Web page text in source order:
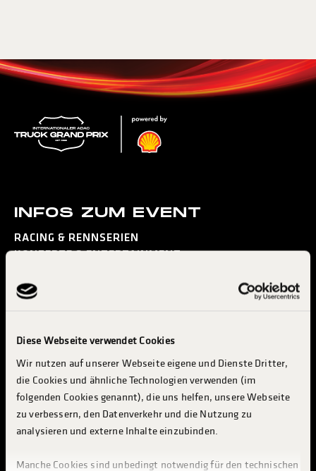
Diese Webseite verwendet Cookies
Wir nutzen auf unserer Webseite eigene und Dienste Dritter,
die Cookies und ähnliche Technologien verwenden (im
folgenden Cookies genannt), die uns helfen, unsere Webseite
zu verbessern, den Datenverkehr und die Nutzung zu
analysieren und externe Inhalte einzubinden.
Manche Cookies sind unbedingt notwendig für den technischen
INFOS ZUM EVENT
RACING & RENNSERIEN
INFO & SERVICES
ABOUT TGP
GEWINNSPIEL